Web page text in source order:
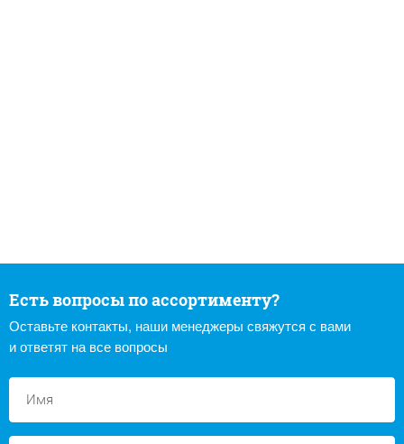
Есть вопросы по ассортименту?
Оставьте контакты, наши менеджеры свяжутся с вами
и ответят на все вопросы